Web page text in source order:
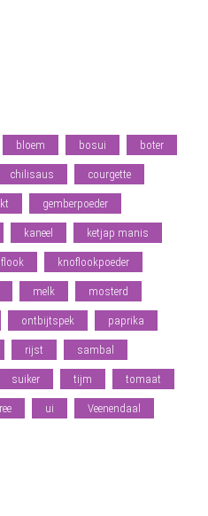
bloem bosui boter
chilisaus courgette
gemberpoeder
kaneel ketjap manis
knoflookpoeder
melk mosterd
ontbijtspek paprika
rijst sambal
suiker tijm tomaat
ui Veenendaal